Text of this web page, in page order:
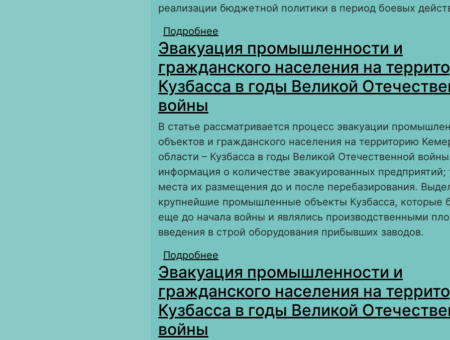
реализации бюджетной политики в период боевых
Подробнее
Великой Отечественной войны (1941–1945)
Эвакуация промышленности и
гражданского населения на
Кузбасса в годы Великой
войны
В статье рассматривается процесс эвакуации
объектов и гражданского населения на территорию
области – Кузбасса в годы Великой Отечественной
информация о количестве эвакуированных предприятий;
места их размещения до и после перебазирования.
крупнейшие промышленные объекты Кузбасса, которые
еще до начала войны и являлись производственными
введения в строй оборудования прибывших заводов.
Подробнее
территорию Кузбасса в годы Великой
Эвакуация промышленности и
гражданского населения на
Кузбасса в годы Великой
войны